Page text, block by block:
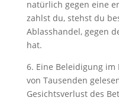
natürlich gegen eine
zahlst du, stehst du
Ablasshandel, gegen
hat.
6. Eine Beleidigung
von Tausenden
Gesichtsverlust des